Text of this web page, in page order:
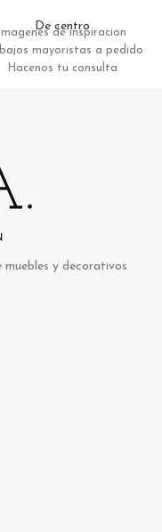
De centro
Imagenes de inspiracion
mayoristas a pedido
Hacenos tu consulta
y decorativos